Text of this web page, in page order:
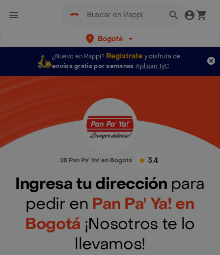
Bogotá
¿Nuevo en Rappi? Regístratey disfruta de
envíos gratis por semanas Aplican TyC
28 Pan Pa' Ya! en Bogotá 3.4
Ingresa tu dirección para
pedir en Pan Pa' Ya! en
Bogotá ¡Nosotros te lo
llevamos!